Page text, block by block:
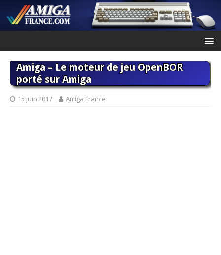
Amiga – Le moteur de jeu OpenBOR
porté sur Amiga
15 juin 2017 Amiga France